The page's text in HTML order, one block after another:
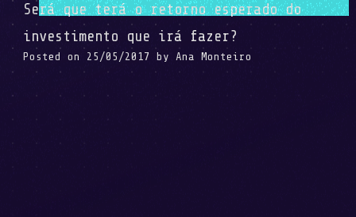
Será que terá o retorno esperado do
investimento que irá fazer?
Posted on 25/05/2017 by Ana Monteiro